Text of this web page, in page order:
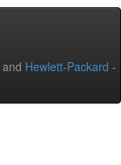
and Hewlett-Packard -